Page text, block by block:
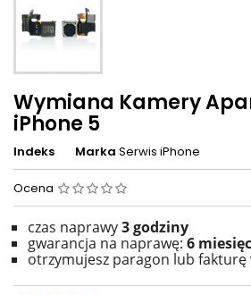
Wymiana Kamery
iPhone 5
Indeks Marka Serwis iPhone
Ocena
czas naprawy3 godziny
gwarancja na naprawę: 6
otrzymujesz paragon lub fakturę